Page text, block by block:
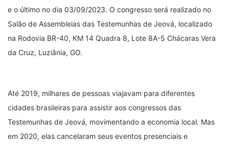
e o último no dia 03/09/2023. O congresso será realizado no
Salão de Assembleias das Testemunhas de Jeová, localizado
na Rodovia BR-40, KM 14 Quadra 8, Lote 8A-5 Chácaras Vera
da Cruz, Luziânia, GO.
Até 2019, milhares de pessoas viajavam para diferentes
cidades brasileiras para assistir aos congressos das
Testemunhas de Jeová, movimentando a economia local. Mas
em 2020, elas cancelaram seus eventos presenciais e